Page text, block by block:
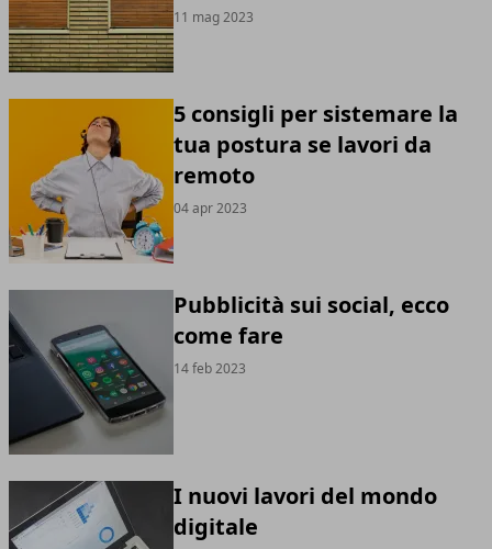
11 mag 2023
5 consigli per sistemare la
tua postura se lavori da
remoto
04 apr 2023
Pubblicità sui social, ecco
come fare
14 feb 2023
I nuovi lavori del mondo
digitale